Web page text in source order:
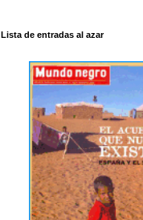
Lista de entradas al azar